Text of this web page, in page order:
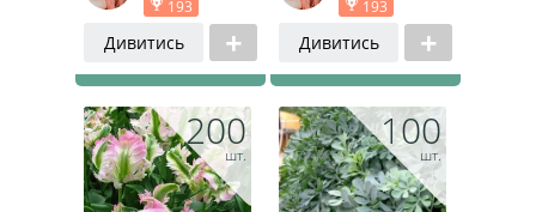
193
Дивитись
193
Дивитись
200
шт.
100
шт.